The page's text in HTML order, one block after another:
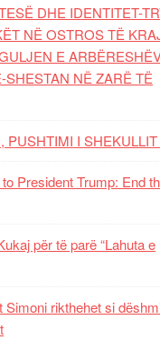
DHE IDENTITET-
NË OSTROS TË
E
SHESTAN NË ZARË TË
PUSHTIMI I SHEKULLIT
to President Trump: End
për të parë “Lahuta e
Simoni rikthehet si